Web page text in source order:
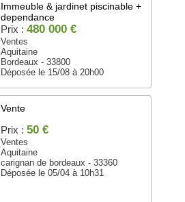
Immeuble & jardinet piscinable +
dependance
Prix : 480 000 €
Ventes
Aquitaine
Bordeaux - 33800
Déposée le 15/08 à 20h00
Vente
Prix : 50 €
Ventes
Aquitaine
carignan de bordeaux - 33360
Déposée le 05/04 à 10h31